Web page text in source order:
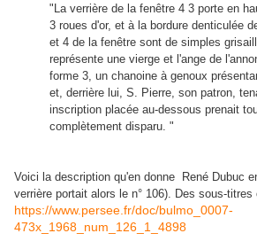
"La verrière de la fenêtre 4 3 porte en
3 roues d'or, et à la bordure denticulée
et 4 de la fenêtre sont de simples
représente une vierge et l'ange de
forme 3, un chanoine à genoux
et, derrière lui, S. Pierre, son patron,
inscription placée au-dessous prenait
complètement disparu. "
Voici la description qu'en donne René Dubuc
verrière portait alors le n° 106). Des sous-titres
https://www.persee.fr/doc/bulmo_0007-
473x_1968_num_126_1_4898